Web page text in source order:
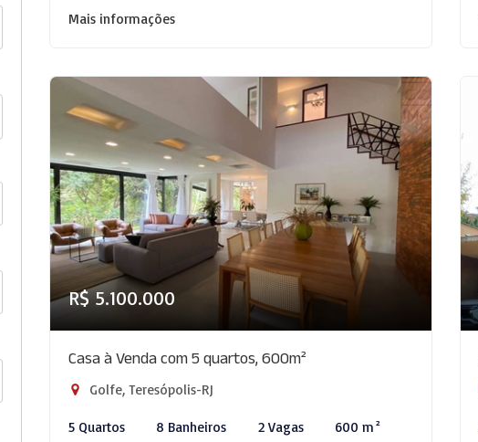
Mais informações
R$ 5.100.000
Casa à Venda com 5 quartos, 600m²
Golfe, Teresópolis-RJ
5 Quartos 8 Banheiros 2 Vagas 600 m²